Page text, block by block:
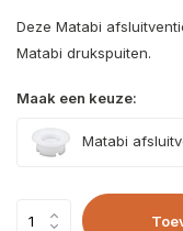
Deze Matabi
Matabi drukspuiten.
Maak een keuze:
Matabi